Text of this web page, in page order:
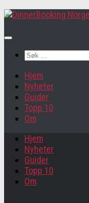
Søk
Hjem
Nyheter
Guider
Topp 10
Om
Hjem
Nyheter
Guider
Topp 10
Om